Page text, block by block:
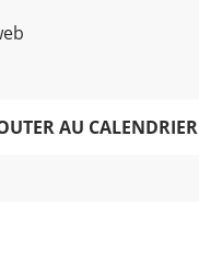
AU CALENDRIER